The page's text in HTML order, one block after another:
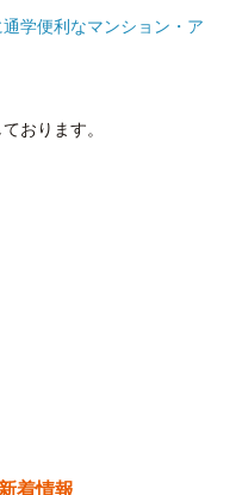
学便利なマンション・ア
おります。
着情報